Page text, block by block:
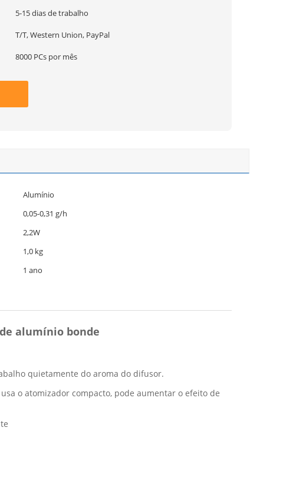
5-15 dias de trabalho
T/T, Western Union, PayPal
8000 PCs por mês
Alumínio
0,05-0,31 g/h
2,2W
1,0 kg
1 ano
alumínio bonde
quietamente do aroma do difusor.
o atomizador compacto, pode aumentar o efeito de